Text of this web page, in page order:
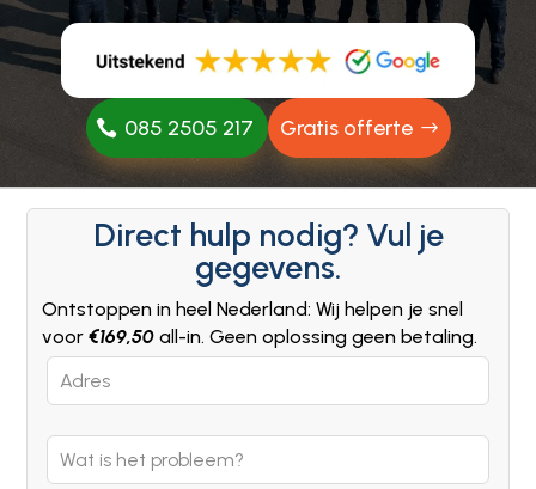
085 2505 217 Gratis offerte
Direct hulp nodig? Vul je
gegevens.
Ontstoppen in heel Nederland: Wij helpen je snel
voor€169,50 all-in. Geen oplossing geen betaling.
Leave
this
blank